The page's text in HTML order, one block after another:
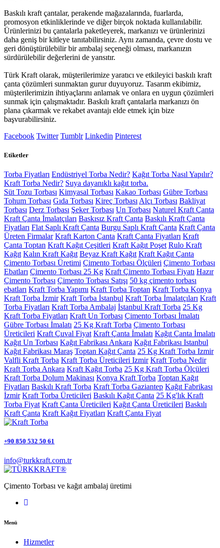
Baskılı kraft çantalar, perakende mağazalarında, fuarlarda,
promosyon etkinliklerinde ve diğer birçok noktada kullanılabilir.
Ürünlerinizi bu çantalarla paketleyerek, markanızı ve ürünlerinizi
daha geniş bir kitleye tanıtabilirsiniz. Aynı zamanda, çevre dostu ve
geri dönüştürülebilir bir ambalaj seçeneği olması, markanızın
sürdürülebilir değerlerini de yansıtır.
Türk Kraft olarak, müşterilerimize yaratıcı ve etkileyici baskılı kraft
çanta çözümleri sunmaktan gurur duyuyoruz. Tasarım ekibimiz,
müşterilerimizin ihtiyaçlarını anlamak ve onlara en uygun çözümleri
sunmak için çalışmaktadır. Baskılı kraft çantalarla markanızı ön
plana çıkarmak ve rekabet avantajı elde etmek için bize
başvurabilirsiniz.
Facebook Twitter Tumblr Linkedin Pinterest
Etiketler
Torba Fiyatları Endüstriyel Torba Nedir? Kağıt Torba Nasıl Yapılır?
Kraft Torba Nedir? Suya dayanıklı kağıt torba.
Süt Tozu Torbası Kimyasal Torbası Kakao Torbası Gübre Torbası
Tohum Torbası Gıda Torbası Kireç Torbası Alçı Torbası Bakliyat
Torbası Derz Torbası Şeker Torbası Un Torbası Naturel Kraft Çanta
Kraft Çanta İmalatçıları Baskısız Kraft Çanta Baskılı Kraft Çanta
Fiyatları Flat Saplı Kraft Çanta Burgu Saplı Kraft Çanta Kraft Çanta
Üreten Firmalar Kraft Karton Çanta Kraft Çanta Fiyatları Kraft
Çanta Toptan Kraft Kağıt Çeşitleri Kraft Kağıt Poşet Rulo Kraft
Kağıt Kalın Kraft Kağıt Beyaz Kraft Kağıt Kraft Kağıt Çanta
Çimento Torbası Üretimi Çimento Torbası Ölçüleri Çimento Torbası
Ebatları Çimento Torbası 25 Kg Kraft Çimento Torbası Fiyatı Hazır
Çimento Torbası Çimento Torbası Satışı 50 kg çimento torbası
ebatları Kraft Torba Yapımı Kraft Torba Toptan Kraft Torba Konya
Kraft Torba İzmir Kraft Torba İstanbul Kraft Torba İmalatçıları Kraft
Torba Fiyatları Kraft Torba Ambalaj İstanbul Kraft Torba 25 Kg
Kraft Torba Fiyatları Kraft Un Torbası Çimento Torbası İmalatı
Gübre Torbası İmalatı 25 Kg Kraft Torba Çimento Torbası
Üreticileri Kraft Çuval Fiyat Kraft Çanta İmalatı Kağıt Çanta İmalatı
Kağıt Un Torbası Kağıt Fabrikası Ankara Kağıt Fabrikası Istanbul
Kağıt Fabrikası Maraş Toptan Kağıt Çanta 25 Kg Kraft Torba Izmir
Valfli Kraft Torba Kraft Torba Üreticileri Izmir Kraft Torba Nedir
Kraft Torba Ankara Kraft Kağıt Torba 25 Kg Kraft Torba Ölçüleri
Kraft Torba Dolum Makinası Konya Kraft Torba Toptan Kağıt
Fiyatları Baskılı Kraft Torba Kraft Torba Gaziantep Kağıt Fabrikası
İzmir Kraft Torba Üreticileri Baskılı Kağıt Çanta 25 Kg'lık Kraft
Torba Fiyat Kraft Çanta Üreticileri Kağıt Çanta Üreticileri Baskılı
Kraft Çanta Kraft Kağıt Fiyatları Kraft Çanta Fiyat
+90 850 532 50 61
info@turkkraft.com.tr
Çimento Torbası ve kağıt ambalaj üretimi
Menü
Hizmetler